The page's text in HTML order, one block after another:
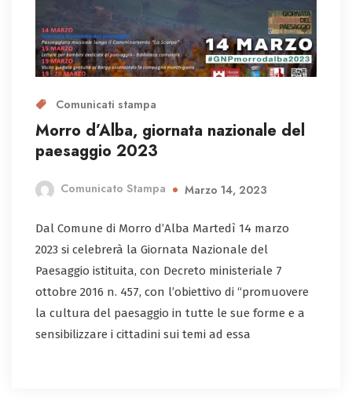
Comunicati stampa
Morro d’Alba, giornata nazionale del
paesaggio 2023
Comunicato Stampa Marzo 14, 2023
Dal Comune di Morro d’Alba Martedì 14 marzo
2023 si celebrerà la Giornata Nazionale del
Paesaggio istituita, con Decreto ministeriale 7
ottobre 2016 n. 457, con l’obiettivo di “promuovere
la cultura del paesaggio in tutte le sue forme e a
sensibilizzare i cittadini sui temi ad essa